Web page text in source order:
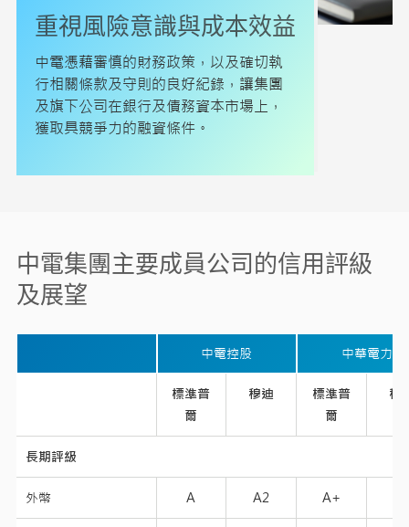
重視風險意識與成本效益
中電憑藉審慎的財務政策，以及確切執
行相關條款及守則的良好紀錄，讓集團
及旗下公司在銀行及債務資本市場上，
獲取具競爭力的融資條件。
中電集團主要成員公司的信用評級
及展望
中電控股 中華電力​
標準普
爾
穆迪
標準普
爾
穆
長期評級
外幣 A A2 A+